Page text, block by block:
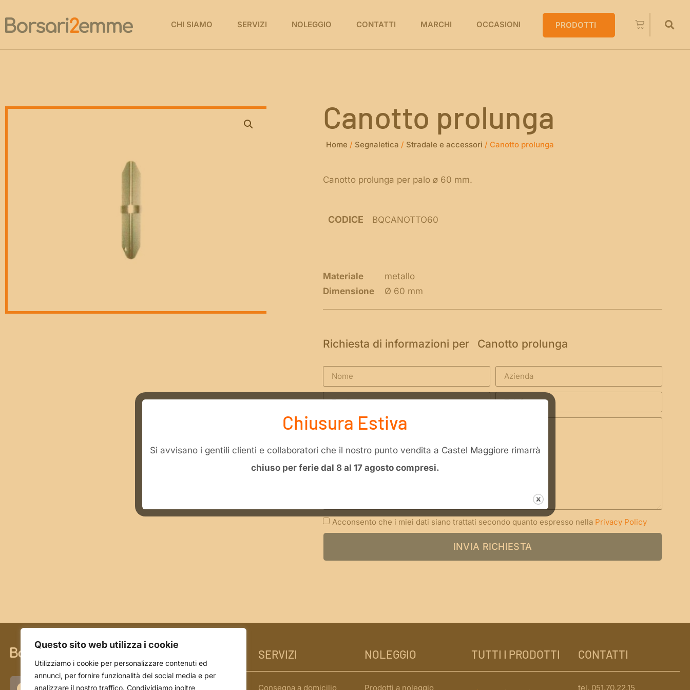
Questo sito web utilizza i cookie
Utilizziamo i cookie per personalizzare contenuti ed
annunci, per fornire funzionalità dei social media e per
analizzare il nostro traffico. Condividiamo inoltre
CHI SIAMO SERVIZI NOLEGGIO CONTATTI MARCHI OCCASIONI PRODOTTI
Canotto prolunga
Home / Segnaletica / Stradale e accessori / Canotto prolunga
Canotto prolunga per palo ø 60 mm.
CODICE BQCANOTTO60
Materiale
metallo
Dimensione
Ø 60 mm
Richiesta di informazioni per Canotto prolunga
Acconsento che i miei dati siano trattati secondo quanto espresso nella Privacy Policy
INVIA RICHIESTA
SERVIZI NOLEGGIO TUTTI I PRODOTTI CONTATTI
La storia Consegna a domicilio Prodotti a noleggio tel. 051.70.22.15
Chiusura Estiva
​Si avvisano i gentili clienti e collaboratori che il nostro punto vendita a Castel Maggiore rimarrà
chiuso per ferie dal 8 al 17 agosto compresi.